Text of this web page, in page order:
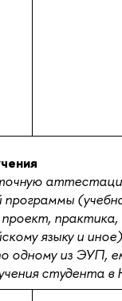
языку и
из ЭУП,
студента